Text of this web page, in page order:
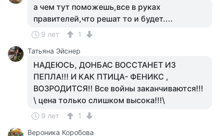
а чем тут поможешь,все в руках
правителей,что решат то и будет....
9 лет
1
Татьяна Эйснер
НАДЕЮСЬ, ДОНБАС ВОССТАНЕТ ИЗ
ПЕПЛА!!! И КАК ПТИЦА- ФЕНИКС ,
ВОЗРОДИТСЯ!! Все войны заканчиваются!!!
\ цена только слишком высока!!!\
9 лет
1
Вероника Коробова